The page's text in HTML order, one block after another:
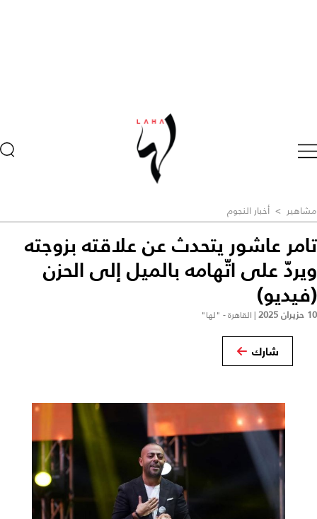
مشاهير > أخبار النجوم
تامر عاشور يتحدث عن علاقته بزوجته
ويردّ على اتّهامه بالميل إلى الحزن
(فيديو)
10 حزيران 2025 | القاهرة - "لها"
شارك